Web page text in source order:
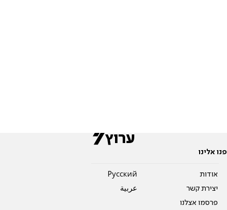
פנו אלינו
אודות
יצירת קשר
פרסמו אצלנו
Pусский
عربية